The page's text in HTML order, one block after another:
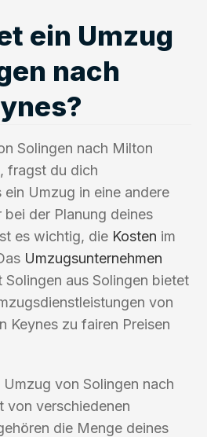
ein Umzug
nach
Solingen nach Milton
fragst du dich
Umzug in eine andere
der Planung deines
es wichtig, die Kosten im
Umzugsunternehmen
aus Solingen bietet
von
Keynes zu fairen Preisen
von Solingen nach
von verschiedenen
die Menge deines